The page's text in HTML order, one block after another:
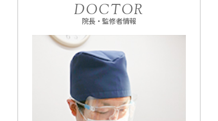
DOCTOR
院長・監修者情報